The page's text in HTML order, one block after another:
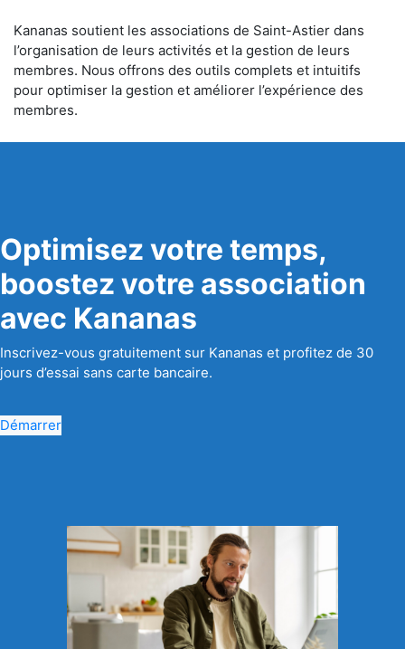
Kananas soutient les associations de Saint-Astier dans
l’organisation de leurs activités et la gestion de leurs
membres. Nous offrons des outils complets et intuitifs
pour optimiser la gestion et améliorer l’expérience des
membres.
Optimisez votre temps,
boostez votre association
avec Kananas
Inscrivez-vous gratuitement sur Kananas et profitez de 30
jours d’essai sans carte bancaire.
Démarrer